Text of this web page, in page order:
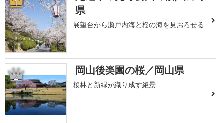
1
県
展望台から瀬戸内海と桜の海を見おろせる
2 岡山後楽園の桜／岡山県
桜林と新緑が織り成す絶景